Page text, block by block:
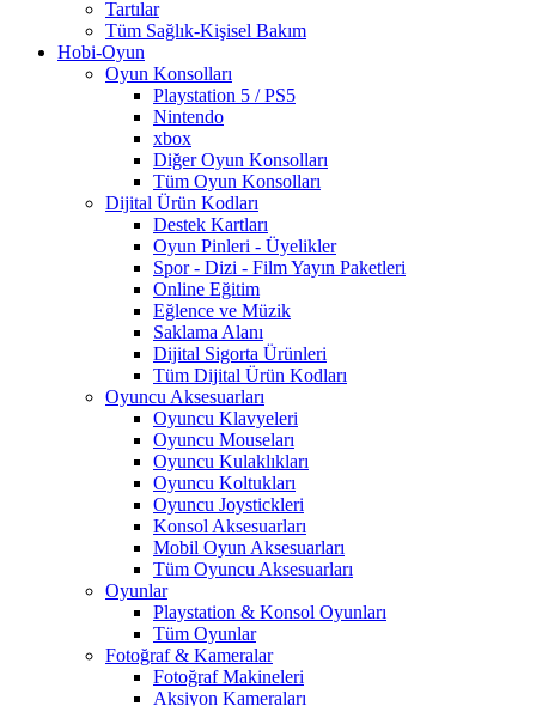
Tartılar
Tüm Sağlık-Kişisel Bakım
Hobi-Oyun
Oyun Konsolları
Playstation 5 / PS5
Nintendo
xbox
Diğer Oyun Konsolları
Tüm Oyun Konsolları
Dijital Ürün Kodları
Destek Kartları
Oyun Pinleri - Üyelikler
Spor - Dizi - Film Yayın Paketleri
Online Eğitim
Eğlence ve Müzik
Saklama Alanı
Dijital Sigorta Ürünleri
Tüm Dijital Ürün Kodları
Oyuncu Aksesuarları
Oyuncu Klavyeleri
Oyuncu Mouseları
Oyuncu Kulaklıkları
Oyuncu Koltukları
Oyuncu Joystickleri
Konsol Aksesuarları
Mobil Oyun Aksesuarları
Tüm Oyuncu Aksesuarları
Oyunlar
Playstation & Konsol Oyunları
Tüm Oyunlar
Fotoğraf & Kameralar
Fotoğraf Makineleri
Aksiyon Kameraları